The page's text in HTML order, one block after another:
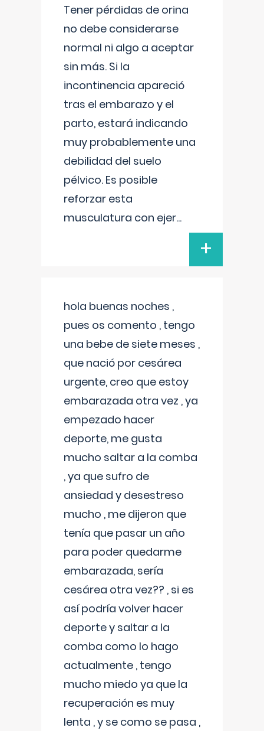
Tener pérdidas de orina
no debe considerarse
normal ni algo a aceptar
sin más. Si la
incontinencia apareció
tras el embarazo y el
parto, estará indicando
muy probablemente una
debilidad del suelo
pélvico. Es posible
reforzar esta
musculatura con ejer...
+
hola buenas noches ,
pues os comento , tengo
una bebe de siete meses ,
que nació por cesárea
urgente, creo que estoy
embarazada otra vez , ya
empezado hacer
deporte, me gusta
mucho saltar a la comba
, ya que sufro de
ansiedad y desestreso
mucho , me dijeron que
tenía que pasar un año
para poder quedarme
embarazada, sería
cesárea otra vez?? , si es
así podría volver hacer
deporte y saltar a la
comba como lo hago
actualmente , tengo
mucho miedo ya que la
recuperación es muy
lenta , y se como se pasa ,